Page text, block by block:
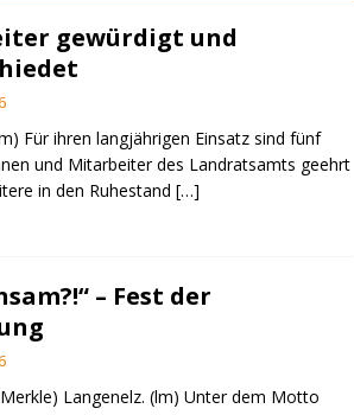
gewürdigt und
Für ihren langjährigen Einsatz sind fünf
und Mitarbeiter des Landratsamts geehrt
in den Ruhestand […]
– Fest der
Langenelz. (lm) Unter dem Motto